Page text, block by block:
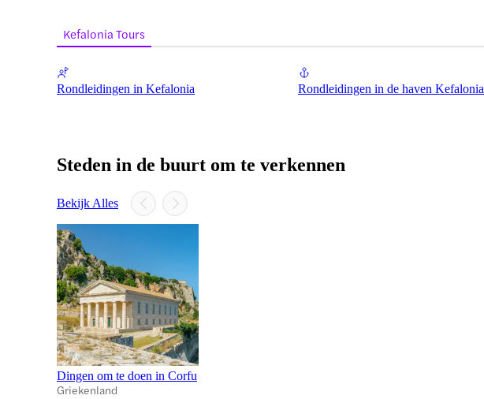
Kefalonia Tours
Rondleidingen in Kefalonia Rondleidingen in de haven Kefalonia
Steden in de buurt om te verkennen
Bekijk Alles
Dingen om te doen in Corfu
Griekenland